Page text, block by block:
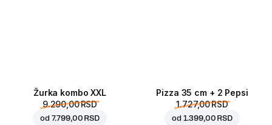
Žurka kombo XXL
9.290,00 RSD
od 7.799,00 RSD
Pizza 35 cm + 2 Pepsi
1.727,00 RSD
od 1.399,00 RSD